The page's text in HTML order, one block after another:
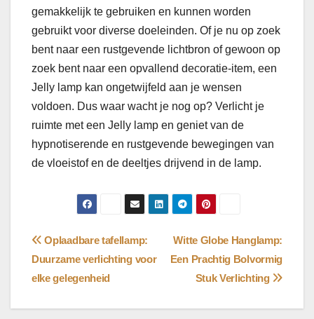
gemakkelijk te gebruiken en kunnen worden
gebruikt voor diverse doeleinden. Of je nu op zoek
bent naar een rustgevende lichtbron of gewoon op
zoek bent naar een opvallend decoratie-item, een
Jelly lamp kan ongetwijfeld aan je wensen
voldoen. Dus waar wacht je nog op? Verlicht je
ruimte met een Jelly lamp en geniet van de
hypnotiserende en rustgevende bewegingen van
de vloeistof en de deeltjes drijvend in de lamp.
Bericht
navigatie
Witte Globe Hanglamp:
Een Prachtig Bolvormig
Stuk Verlichting
Oplaadbare tafellamp:
Duurzame verlichting voor
elke gelegenheid